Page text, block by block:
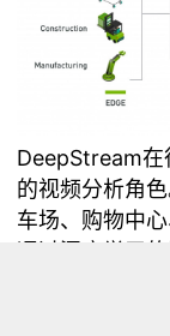
DeepStream在
的视频分析角
车场、购物中